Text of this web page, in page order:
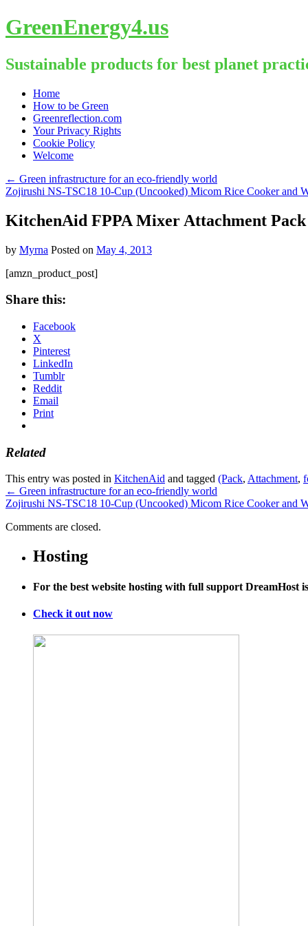
GreenEnergy4.us
Sustainable products for best planet
Skip
content
Home
How to be Green
Greenreflection.com
Your Privacy Rights
Cookie Policy
Welcome
← Green infrastructure for an eco-friendly world
Zojirushi NS-TSC18 10-Cup (Uncooked) Micom Rice Cooker and
KitchenAid FPPA Mixer Attachment
by Myrna Posted on May 4, 2013
[amzn_product_post]
Share this:
Facebook
X
Pinterest
LinkedIn
Tumblr
Reddit
Email
Print
Related
This entry was posted in KitchenAid and tagged (Pack, Attachment,
← Green infrastructure for an eco-friendly world
Zojirushi NS-TSC18 10-Cup (Uncooked) Micom Rice Cooker and
Comments are closed.
Hosting
For the best website hosting with full support DreamHost
Check it out now